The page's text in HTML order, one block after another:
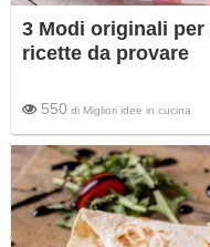
3 Modi originali
ricette da provare
550 di Migliori idee in cucina